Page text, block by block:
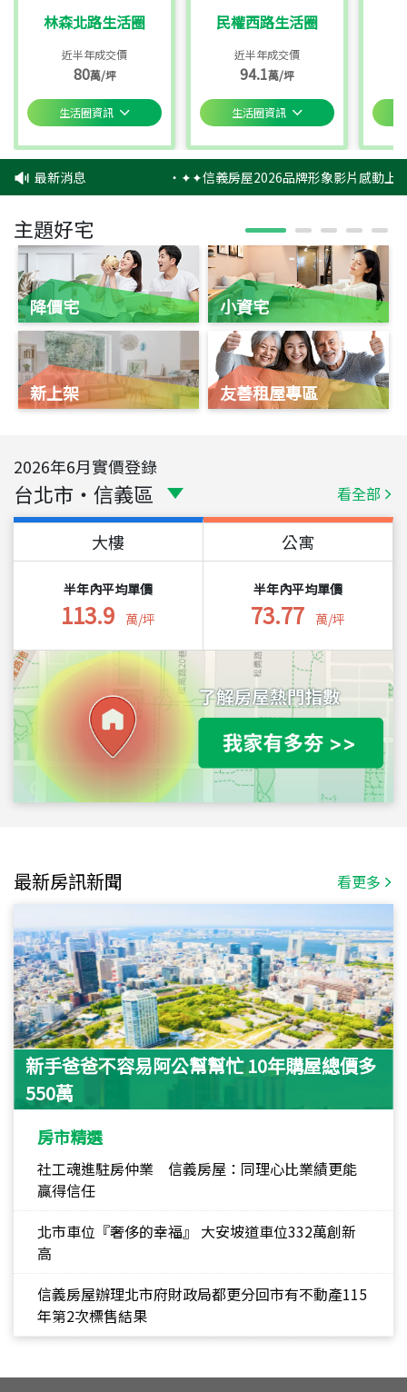
林森北路生活圈
近半年成交價
80萬/坪
生活圈資訊
民權西路生活圈
近半年成交價
94.1萬/坪
生活圈資訊
最新消息 ‧✦✦信義房屋2026品牌形象影片感動上
主題好宅
降價宅
新上架
小資宅
友善租屋專區
2026年6月實價登錄
台北市 ・ 信義區 看全部
大樓
半年內平均單價
113.9 萬/坪
公寓
半年內平均單價
73.77 萬/坪
最新房訊新聞 看更多
新手爸爸不容易阿公幫幫忙 10年購屋總價多
550萬
房市精選
社工魂進駐房仲業 信義房屋：同理心比業績更能
贏得信任
北市車位『奢侈的幸福』 大安坡道車位332萬創新
高
信義房屋辦理北市府財政局都更分回市有不動產115
年第2次標售結果